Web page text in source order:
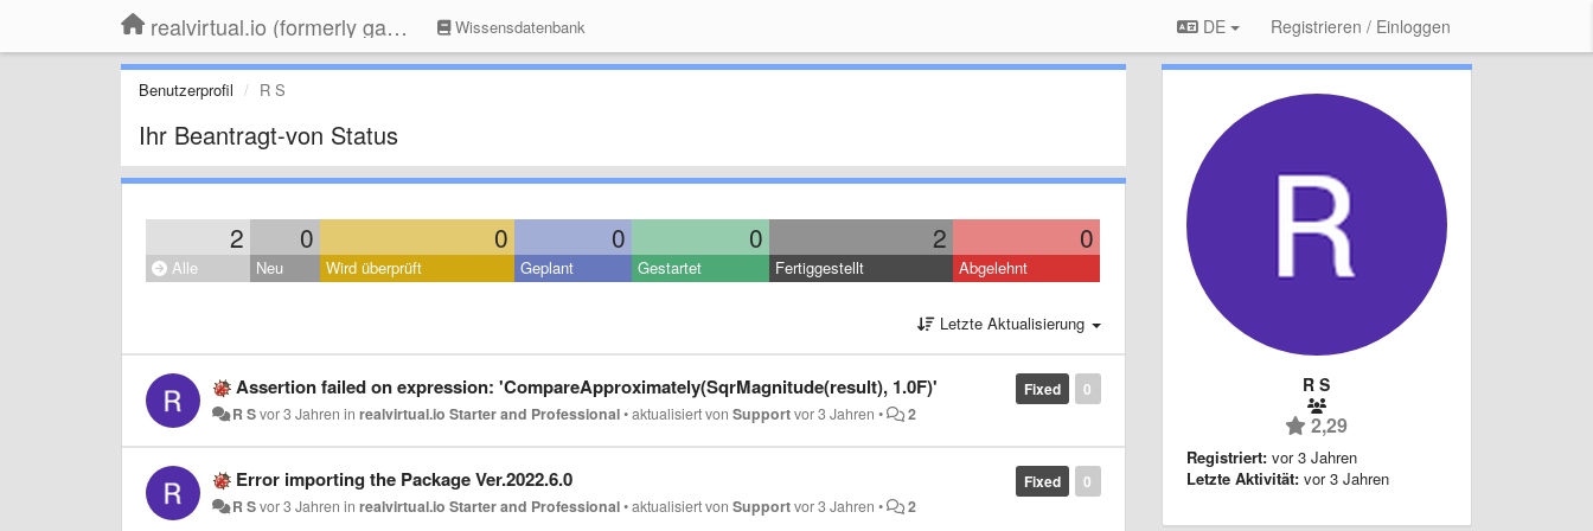
realvirtual.io (formerly game4automation) Wissensdatenbank DE Registrieren / Einloggen
Benutzerprofil R S
Ihr Beantragt-von Status
2 0 0 0 0 2 0
Alle Neu Wird überprüft Geplant Gestartet Fertiggestellt Abgelehnt
Letzte Aktualisierung
0
Fixed
Assertion failed on expression: 'CompareApproximately(SqrMagnitude(result), 1.0F)'
R Svor 3 Jahren inrealvirtual.io Starter and Professional•aktualisiert vonSupportvor 3 Jahren • 2
0
Fixed
Error importing the Package Ver.2022.6.0
R Svor 3 Jahren inrealvirtual.io Starter and Professional•aktualisiert vonSupportvor 3 Jahren • 2
R S
2,29
Registriert: vor 3 Jahren
Letzte Aktivität: vor 3 Jahren